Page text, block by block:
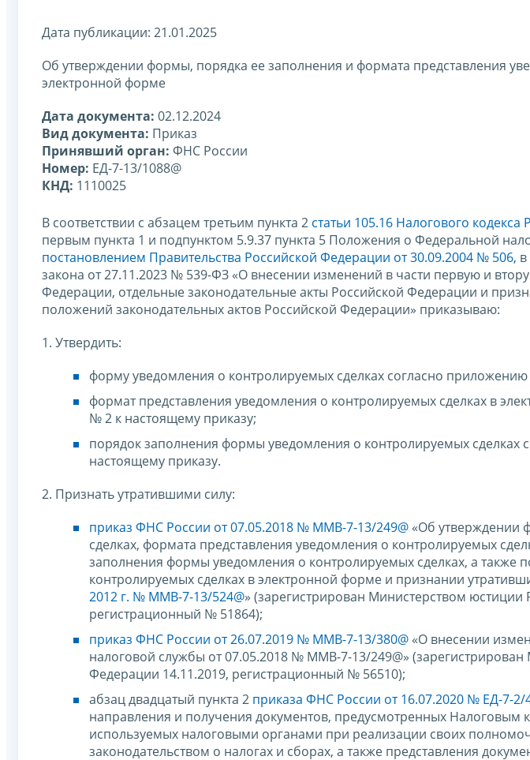
Дата публикации: 21.01.2025
Об утверждении формы, порядка ее заполнения и формата представления
электронной форме
Дата документа: 02.12.2024
Вид документа: Приказ
Принявший орган: ФНС России
Номер: ЕД-7-13/1088@
КНД: 1110025
В соответствии с абзацем третьим пункта 2 статьи 105.16 Налогового
первым пункта 1 и подпунктом 5.9.37 пункта 5 Положения о Федеральной
постановлением Правительства Российской Федерации от 30.09.2004 № 506,
закона от 27.11.2023 № 539-ФЗ «О внесении изменений в части первую и
Федерации, отдельные законодательные акты Российской Федерации и
положений законодательных актов Российской Федерации» приказываю:
1. Утвердить:
форму уведомления о контролируемых сделках согласно
формат представления уведомления о контролируемых сделках в
№ 2 к настоящему приказу;
порядок заполнения формы уведомления о контролируемых
настоящему приказу.
2. Признать утратившими силу:
приказ ФНС России от 07.05.2018 № ММВ-7-13/249@ «Об утверждении
сделках, формата представления уведомления о контролируемых
заполнения формы уведомления о контролируемых сделках, а также
контролируемых сделках в электронной форме и признании
2012 г. № ММВ-7-13/524@» (зарегистрирован Министерством
регистрационный № 51864);
приказ ФНС России от 26.07.2019 № ММВ-7-13/380@ «О внесении
налоговой службы от 07.05.2018 № ММВ-7-13/249@»
Федерации 14.11.2019, регистрационный № 56510);
абзац двадцатый пункта 2 приказа ФНС России от 16.07.2020 № ЕД-7-2/
направления и получения документов, предусмотренных Налоговым
используемых налоговыми органами при реализации своих
законодательством о налогах и сборах, а также представления